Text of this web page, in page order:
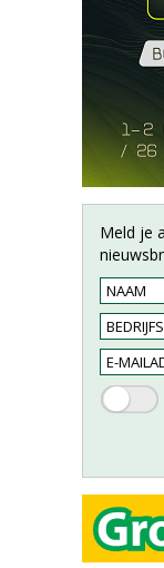
Meld je